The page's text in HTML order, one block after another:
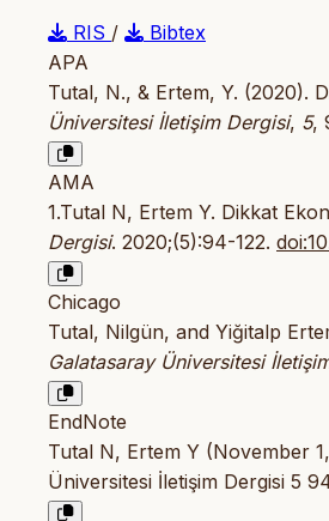
RIS /
Bibtex
APA
Tutal, N., & Ertem, Y. (2020).
Üniversitesi İletişim Dergisi, 5,
AMA
1.Tutal N, Ertem Y. Dikkat
Dergisi. 2020;(5):94-122.
Chicago
Tutal, Nilgün, and Yiğitalp
Galatasaray Üniversitesi
EndNote
Tutal N, Ertem Y (November
Üniversitesi İletişim Dergisi 5